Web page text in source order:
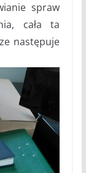
spraw
cała ta
następuje